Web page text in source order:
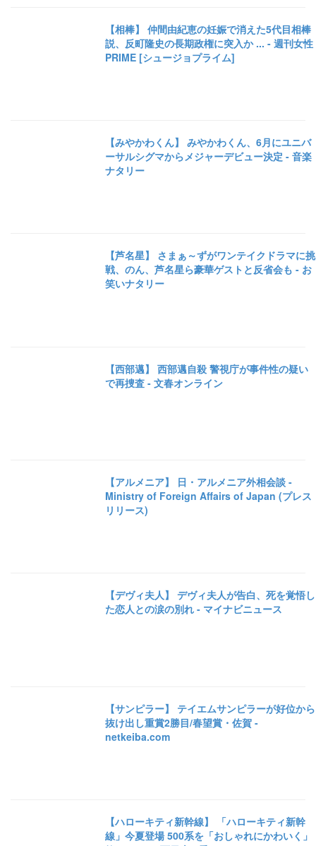
【相棒】 仲間由紀恵の妊娠で消えた5代目相棒
説、反町隆史の長期政権に突入か ... - 週刊女性
PRIME [シュージョプライム]
【みやかわくん】 みやかわくん、6月にユニバ
ーサルシグマからメジャーデビュー決定 - 音楽
ナタリー
【芦名星】 さまぁ～ずがワンテイクドラマに挑
戦、のん、芦名星ら豪華ゲストと反省会も - お
笑いナタリー
【西部邁】 西部邁自殺 警視庁が事件性の疑い
で再捜査 - 文春オンライン
【アルメニア】 日・アルメニア外相会談 -
Ministry of Foreign Affairs of Japan (プレス
リリース)
【デヴィ夫人】 デヴィ夫人が告白、死を覚悟し
た恋人との涙の別れ - マイナビニュース
【サンピラー】 テイエムサンピラーが好位から
抜け出し重賞2勝目/春望賞・佐賀 -
netkeiba.com
【ハローキティ新幹線】 「ハローキティ新幹
線」今夏登場 500系を「おしゃれにかわいく」